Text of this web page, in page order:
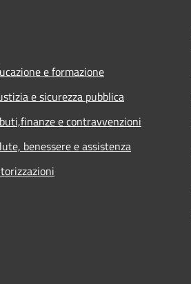
e formazione
e sicurezza pubblica
e contravvenzioni
benessere e assistenza